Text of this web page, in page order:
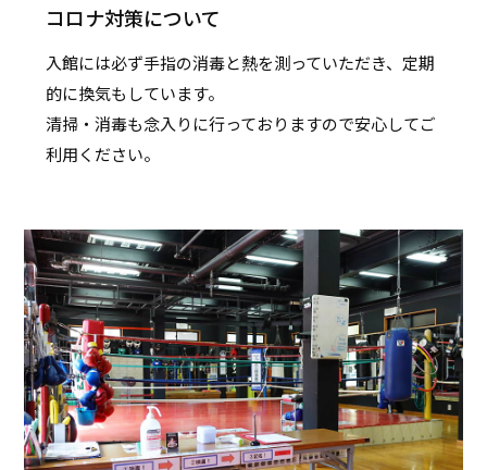
コロナ対策について
入館には必ず手指の消毒と熱を測っていただき、定期
的に換気もしています。
清掃・消毒も念入りに行っておりますので安心してご
利用ください。